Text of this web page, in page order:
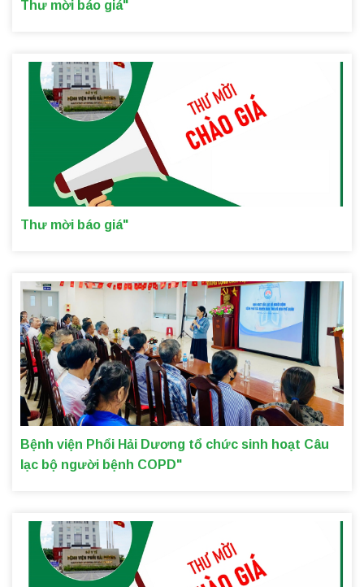
Thư mời báo giá"
Thư mời báo giá"
Bệnh viện Phổi Hải Dương tổ chức sinh hoạt Câu
lạc bộ người bệnh COPD"